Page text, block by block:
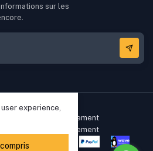
sur les
experience,